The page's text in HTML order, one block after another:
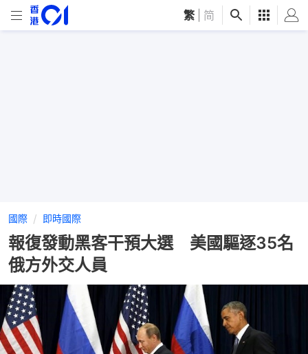
繁 简
國際 即時國際
報復發動黑客干預大選 美國驅逐35名
俄方外交人員